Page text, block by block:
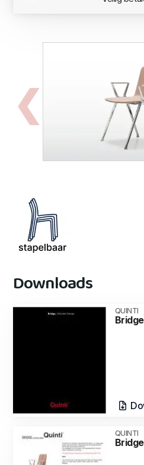
Downloads
QUINTI
QUINTI